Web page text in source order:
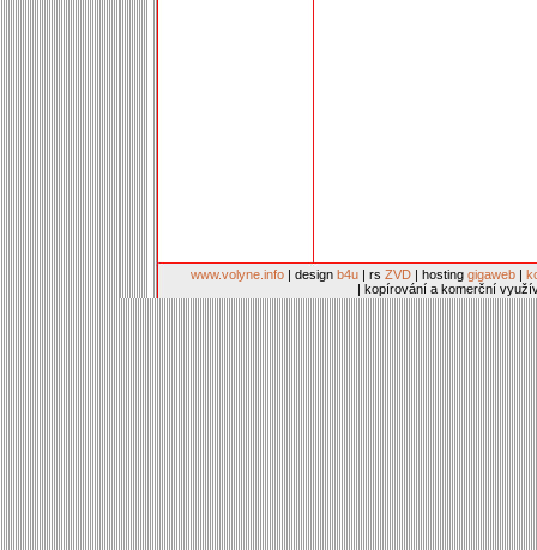
www.volyne.info | design b4u | rs ZVD | hosting gigaweb |
| kopírování a komerční